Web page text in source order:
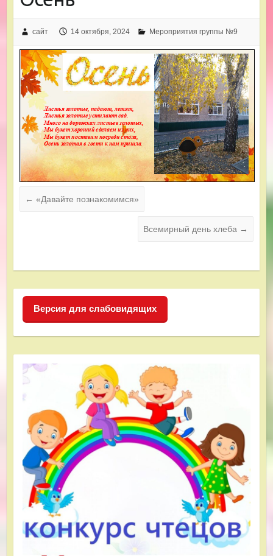
сайт 14 октября, 2024 Мероприятия группы №9
← «Давайте познакомимся»
Всемирный день хлеба →
Версия для слабовидящих